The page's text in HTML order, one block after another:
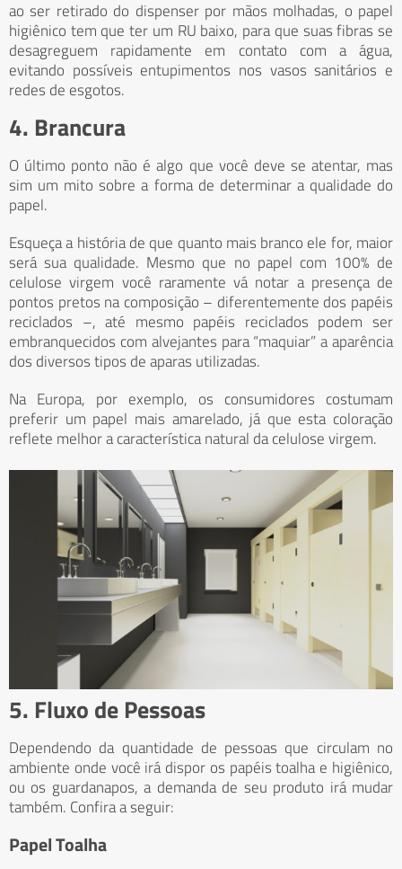
ao ser retirado do dispenser por mãos molhadas, o papel
higiênico tem que ter um RU baixo, para que suas fibras se
desagreguem rapidamente em contato com a água,
evitando possíveis entupimentos nos vasos sanitários e
redes de esgotos.
4. Brancura
O último ponto não é algo que você deve se atentar, mas
sim um mito sobre a forma de determinar a qualidade do
papel.
Esqueça a história de que quanto mais branco ele for, maior
será sua qualidade. Mesmo que no papel com 100% de
celulose virgem você raramente vá notar a presença de
pontos pretos na composição – diferentemente dos papéis
reciclados –, até mesmo papéis reciclados podem ser
embranquecidos com alvejantes para “maquiar” a aparência
dos diversos tipos de aparas utilizadas.
Na Europa, por exemplo, os consumidores costumam
preferir um papel mais amarelado, já que esta coloração
reflete melhor a característica natural da celulose virgem.
5. Fluxo de Pessoas
Dependendo da quantidade de pessoas que circulam no
ambiente onde você irá dispor os papéis toalha e higiênico,
ou os guardanapos, a demanda de seu produto irá mudar
também. Confira a seguir:
Papel Toalha